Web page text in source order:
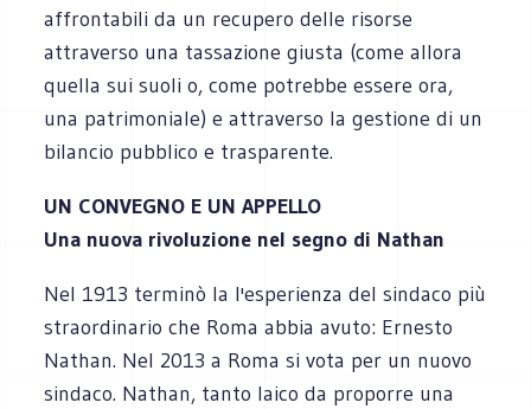
affrontabili da un recupero delle risorse
attraverso una tassazione giusta (come allora
quella sui suoli o, come potrebbe essere ora,
una patrimoniale) e attraverso la gestione di un
bilancio pubblico e trasparente.
UN CONVEGNO E UN APPELLO
Una nuova rivoluzione nel segno di Nathan
Nel 1913 terminò la l'esperienza del sindaco più
straordinario che Roma abbia avuto: Ernesto
Nathan. Nel 2013 a Roma si vota per un nuovo
sindaco. Nathan, tanto laico da proporre una